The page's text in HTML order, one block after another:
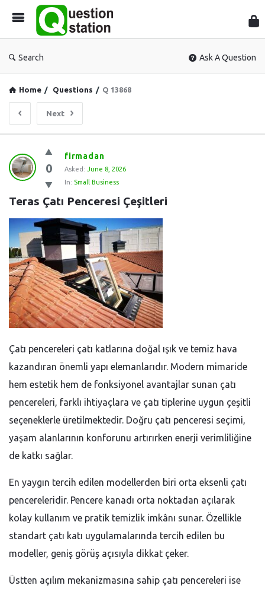
Search Ask A Question
Home / Questions / Q 13868
Next
Question
Station
Latest
Questions
0
firmadan
Asked: June 8, 2026
In: Small Business
Teras Çatı Penceresi Çeşitleri
Çatı pencereleri çatı katlarına doğal ışık ve temiz hava
kazandıran önemli yapı elemanlarıdır. Modern mimaride
hem estetik hem de fonksiyonel avantajlar sunan çatı
pencereleri, farklı ihtiyaçlara ve çatı tiplerine uygun çeşitli
seçeneklerle üretilmektedir. Doğru çatı penceresi seçimi,
yaşam alanlarının konforunu artırırken enerji verimliliğine
de katkı sağlar.
En yaygın tercih edilen modellerden biri orta eksenli çatı
pencereleridir. Pencere kanadı orta noktadan açılarak
kolay kullanım ve pratik temizlik imkânı sunar. Özellikle
standart çatı katı uygulamalarında tercih edilen bu
modeller, geniş görüş açısıyla dikkat çeker.
Üstten açılım mekanizmasına sahip çatı pencereleri ise